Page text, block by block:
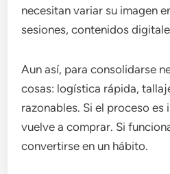
necesitan variar su imagen
sesiones, contenidos
Aun así, para consolidarse
cosas: logística rápida,
razonables. Si el proceso
vuelve a comprar. Si
convertirse en un hábito.